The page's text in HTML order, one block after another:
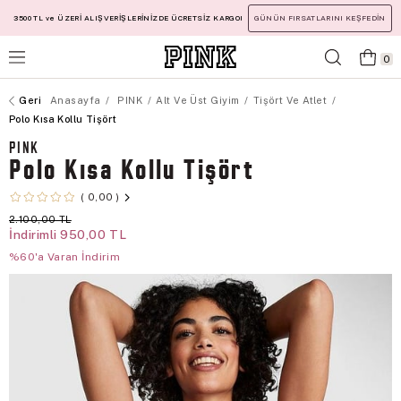
3500 TL ve ÜZERİ ALIŞVERİŞLERİNİZDE ÜCRETSİZ KARGO! GÜNÜN FIRSATLARINI KEŞFEDİN
0
Anasayfa PINK Alt Ve Üst Giyim
Tişört Ve Atlet
Polo Kısa Kollu Tişört
PINK
Polo Kısa Kollu Tişört
0,00
2.100,00 TL
İndirimli 950,00 TL
%60'a Varan İndirim